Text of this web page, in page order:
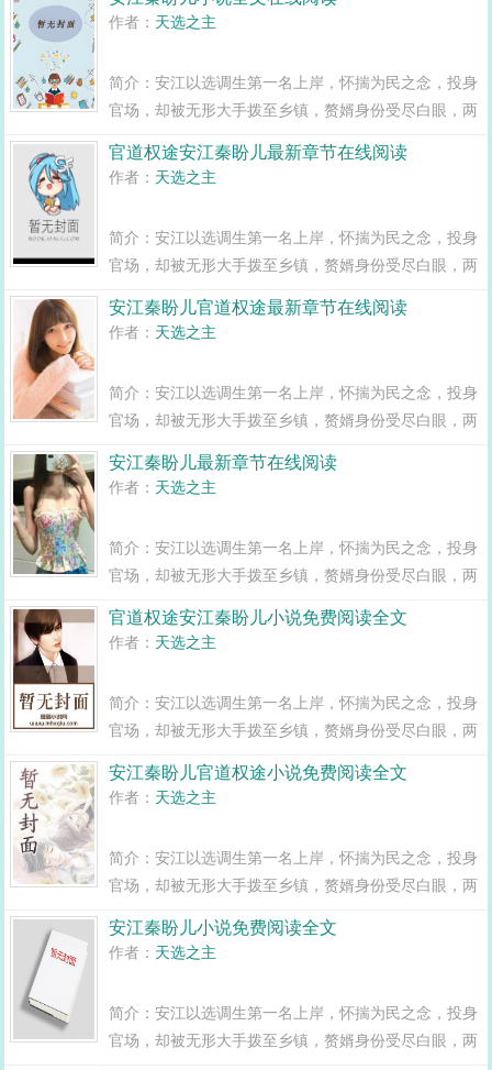
变全县最年轻正科级干部且看安江如何一路横空直撞，
作者： 天选之主
简介：安江以选调生第一名上岸，怀揣为民之念，投身
官场，却被无形大手拨至乡镇，赘婿身份受尽白眼，两
变全县最年轻正科级干部且看安江如何一路横空直撞，
官道权途安江秦盼儿最新章节在线阅读
作者： 天选之主
简介：安江以选调生第一名上岸，怀揣为民之念，投身
官场，却被无形大手拨至乡镇，赘婿身份受尽白眼，两
变全县最年轻正科级干部且看安江如何一路横空直撞，
安江秦盼儿官道权途最新章节在线阅读
作者： 天选之主
简介：安江以选调生第一名上岸，怀揣为民之念，投身
官场，却被无形大手拨至乡镇，赘婿身份受尽白眼，两
变全县最年轻正科级干部且看安江如何一路横空直撞，
安江秦盼儿最新章节在线阅读
作者： 天选之主
简介：安江以选调生第一名上岸，怀揣为民之念，投身
官场，却被无形大手拨至乡镇，赘婿身份受尽白眼，两
变全县最年轻正科级干部且看安江如何一路横空直撞，
官道权途安江秦盼儿小说免费阅读全文
作者： 天选之主
简介：安江以选调生第一名上岸，怀揣为民之念，投身
官场，却被无形大手拨至乡镇，赘婿身份受尽白眼，两
变全县最年轻正科级干部且看安江如何一路横空直撞，
安江秦盼儿官道权途小说免费阅读全文
作者： 天选之主
简介：安江以选调生第一名上岸，怀揣为民之念，投身
官场，却被无形大手拨至乡镇，赘婿身份受尽白眼，两
变全县最年轻正科级干部且看安江如何一路横空直撞，
安江秦盼儿小说免费阅读全文
作者： 天选之主
简介：安江以选调生第一名上岸，怀揣为民之念，投身
官场，却被无形大手拨至乡镇，赘婿身份受尽白眼，两